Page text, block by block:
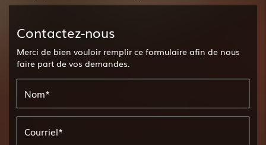
Contactez-nous
Merci de bien vouloir remplir ce formulaire afin de nous
faire part de vos demandes.